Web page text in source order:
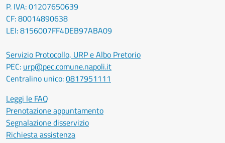
P. IVA: 01207650639
CF: 80014890638
LEI: 8156007FF4DEB97ABA09
Servizio Protocollo, URP e Albo Pretorio
PEC: urp@pec.comune.napoli.it
Centralino unico:0817951111
Leggi le FAQ
Prenotazione appuntamento
Segnalazione disservizio
Richiesta assistenza